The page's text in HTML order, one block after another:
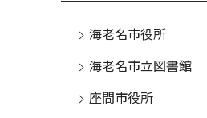
海老名市役所
海老名市立図書館
座間市役所